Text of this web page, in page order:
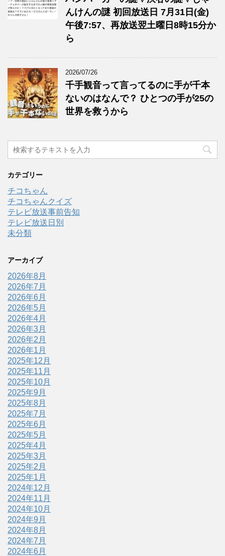
んけんの謎 初回放送日 7月31日(金)
午後7:57、再放送翌土曜日8時15分か
ら
2026/07/26
千手観音って言ってるのに手が千本
ないのはなんで？ ひとつの手が25の
世界を救うから
カテゴリー
チコちゃん
チコちゃんクイズ
テレビ放送事前告知
テレビ放送日別
未分類
アーカイブ
2026年8月
2026年7月
2026年6月
2026年5月
2026年4月
2026年3月
2026年2月
2026年1月
2025年12月
2025年11月
2025年10月
2025年9月
2025年8月
2025年7月
2025年6月
2025年5月
2025年4月
2025年3月
2025年2月
2025年1月
2024年12月
2024年11月
2024年10月
2024年9月
2024年8月
2024年7月
2024年6月